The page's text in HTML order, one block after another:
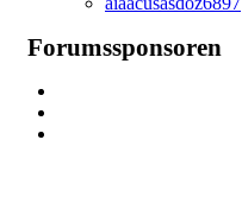
Forumssponsoren